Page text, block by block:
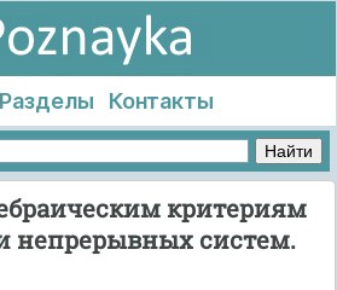
Разделы Контакты
критериям
непрерывных систем.